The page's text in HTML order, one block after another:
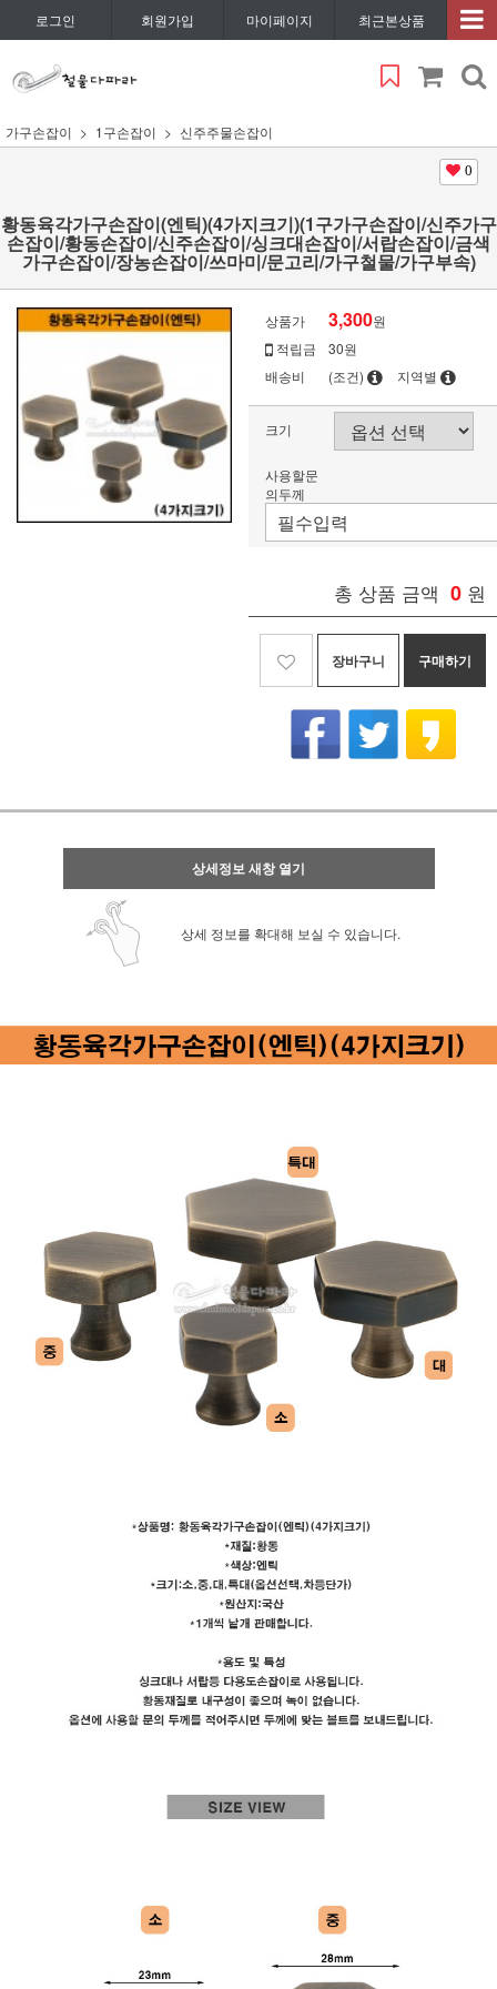
로그인 회원가입 마이페이지 최근본상품
가구손잡이 1구손잡이 신주주물손잡이
0
황동육각가구손잡이(엔틱)(4가지크기)(1구가구손잡이/신주가구
손잡이/황동손잡이/신주손잡이/싱크대손잡이/서랍손잡이/금색
가구손잡이/장농손잡이/쓰마미/문고리/가구철물/가구부속)
상품가 3,300원
적립금
30원
배송비
(조건) 지역별
크기
사용할문
의두께
총 상품 금액 0 원
장바구니 구매하기
상세정보 새창 열기
상세 정보를 확대해 보실 수 있습니다.